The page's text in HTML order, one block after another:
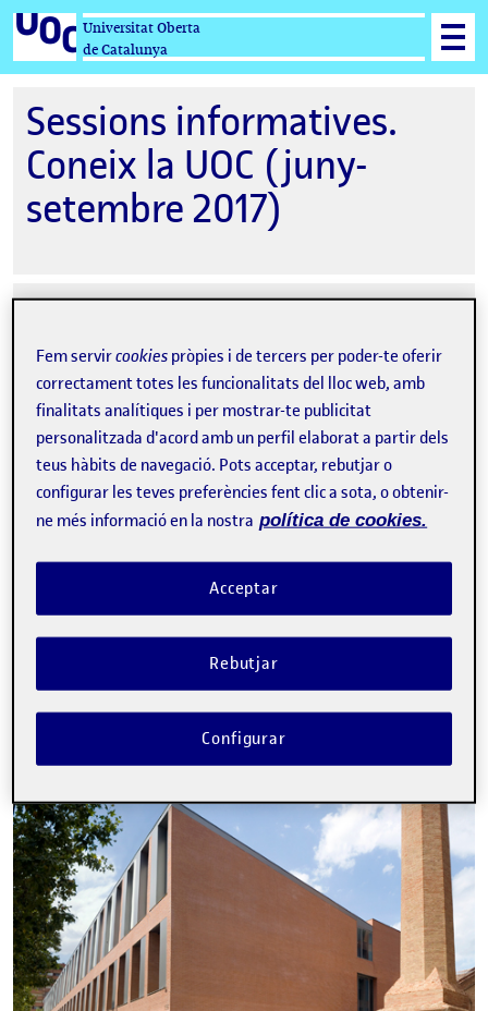
Universitat Oberta
de Catalunya
Sessions informatives.
Coneix la UOC (juny-
setembre 2017)
07-06-2017 19:00
Diverses seus i espais, UOC
Tweet
La inscripció ha finalitzat.
Inscriure-s'hi
Sobre l'esdeveniment
Fem servircookies pròpies i de tercers per poder-te oferir
correctament totes les funcionalitats del lloc web, amb
finalitats analítiques i per mostrar-te publicitat
personalitzada d'acord amb un perfil elaborat a partir dels
teus hàbits de navegació. Pots acceptar, rebutjar o
configurar les teves preferències fent clic a sota, o obtenir-
ne més informació en la nostra política de cookies.
Rebutjar
Acceptar
Configurar